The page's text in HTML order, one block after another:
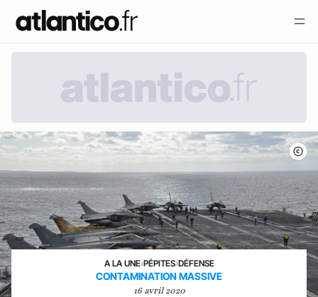
A LA UNE›PÉPITES›DÉFENSE
CONTAMINATION MASSIVE
16 avril 2020